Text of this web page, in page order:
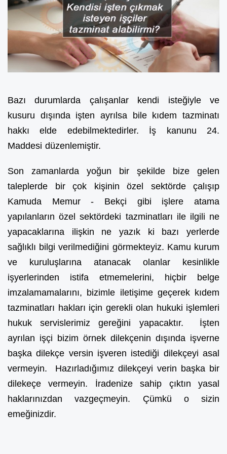
Bazı durumlarda çalışanlar kendi isteğiyle ve
kusuru dışında işten ayrılsa bile kıdem tazminatı
hakkı elde edebilmektedirler. İş kanunu 24.
Maddesi düzenlemiştir.
Son zamanlarda yoğun bir şekilde bize gelen
taleplerde bir çok kişinin özel sektörde çalışıp
Kamuda Memur - Bekçi gibi işlere atama
yapılanların özel sektördeki tazminatları ile ilgili ne
yapacaklarına ilişkin ne yazık ki bazı yerlerde
sağlıklı bilgi verilmediğini görmekteyiz. Kamu kurum
ve kuruluşlarına atanacak olanlar kesinlikle
işyerlerinden istifa etmemelerini, hiçbir belge
imzalamamalarını, bizimle iletişime geçerek kıdem
tazminatları hakları için gerekli olan hukuki işlemleri
hukuk servislerimiz gereğini yapacaktır. İşten
ayrılan işçi bizim örnek dilekçenin dışında işverne
başka dilekçe versin işveren istediği dilekçeyi asal
vermeyin. Hazırladığımız dilekçeyi verin başka bir
dilekeçe vermeyin. İradenize sahip çıktın yasal
haklarınızdan vazgeçmeyin. Çümkü o sizin
emeğinizdir.